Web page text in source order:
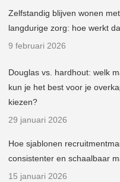
Zelfstandig blijven wonen met
langdurige zorg: hoe werkt
9 februari 2026
Douglas vs. hardhout: welk
kun je het best voor je
kiezen?
29 januari 2026
Hoe sjablonen
consistenter en schaalbaar
15 januari 2026